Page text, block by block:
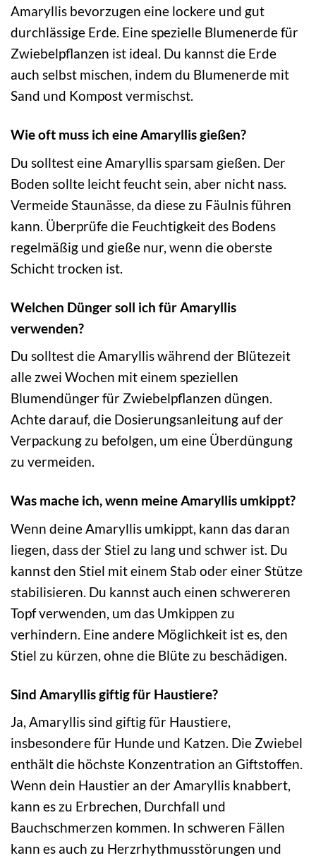
Amaryllis bevorzugen eine lockere und gut
durchlässige Erde. Eine spezielle Blumenerde für
Zwiebelpflanzen ist ideal. Du kannst die Erde
auch selbst mischen, indem du Blumenerde mit
Sand und Kompost vermischst.
Wie oft muss ich eine Amaryllis gießen?
Du solltest eine Amaryllis sparsam gießen. Der
Boden sollte leicht feucht sein, aber nicht nass.
Vermeide Staunässe, da diese zu Fäulnis führen
kann. Überprüfe die Feuchtigkeit des Bodens
regelmäßig und gieße nur, wenn die oberste
Schicht trocken ist.
Welchen Dünger soll ich für Amaryllis
verwenden?
Du solltest die Amaryllis während der Blütezeit
alle zwei Wochen mit einem speziellen
Blumendünger für Zwiebelpflanzen düngen.
Achte darauf, die Dosierungsanleitung auf der
Verpackung zu befolgen, um eine Überdüngung
zu vermeiden.
Was mache ich, wenn meine Amaryllis umkippt?
Wenn deine Amaryllis umkippt, kann das daran
liegen, dass der Stiel zu lang und schwer ist. Du
kannst den Stiel mit einem Stab oder einer Stütze
stabilisieren. Du kannst auch einen schwereren
Topf verwenden, um das Umkippen zu
verhindern. Eine andere Möglichkeit ist es, den
Stiel zu kürzen, ohne die Blüte zu beschädigen.
Sind Amaryllis giftig für Haustiere?
Ja, Amaryllis sind giftig für Haustiere,
insbesondere für Hunde und Katzen. Die Zwiebel
enthält die höchste Konzentration an Giftstoffen.
Wenn dein Haustier an der Amaryllis knabbert,
kann es zu Erbrechen, Durchfall und
Bauchschmerzen kommen. In schweren Fällen
kann es auch zu Herzrhythmusstörungen und